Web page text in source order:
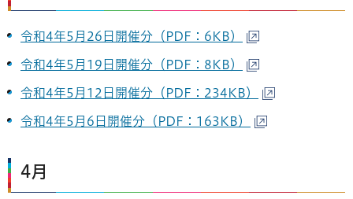
令和4年5月26日開催分（PDF：6KB）
令和4年5月19日開催分（PDF：8KB）
令和4年5月12日開催分（PDF：234KB）
令和4年5月6日開催分（PDF：163KB）
4月